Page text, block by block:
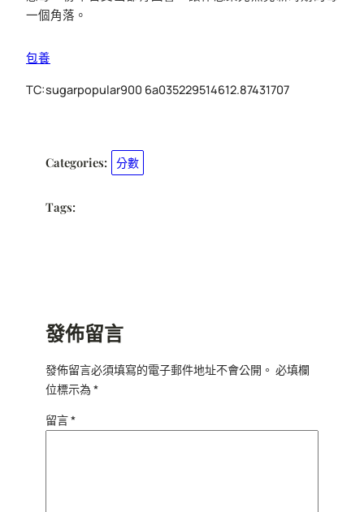
一個角落。
包養
TC:sugarpopular900 6a035229514612.87431707
Categories: 分數
Tags:
發佈留言
發佈留言必須填寫的電子郵件地址不會公開。 必填欄
位標示為*
留言*